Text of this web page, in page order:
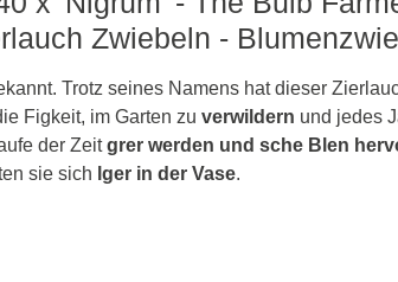
Zwiebeln -
Trotz seines Namens hat dieser
Figkeit, im Garten zu verwildern und jedes
der Zeitgrer werden und sche Blen
sie sich lger in der Vase.